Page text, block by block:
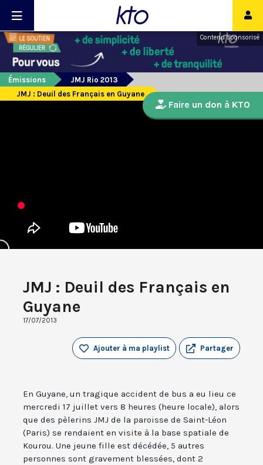
Contenu sponsorisé
Émissions
JMJ Rio 2013
JMJ : Deuil des Français en Guyane
JMJ : Deuil des Français en
Guyane
17/07/2013
Partager
Ajouter à ma playlist
En Guyane, un tragique accident de bus a eu lieu ce
mercredi 17 juillet vers 8 heures (heure locale), alors
que des pèlerins JMJ de la paroisse de Saint-Léon
(Paris) se rendaient en visite à la base spatiale de
Kourou. Une jeune fille est décédée, 5 autres
personnes sont gravement blessées, dont 2
Faire un don à KTO